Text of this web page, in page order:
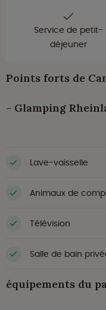
Service de petit-
déjeuner
Points forts de
- Glamping
Lave-vaisselle
Animaux de
Télévision
Salle de bain
équipements du